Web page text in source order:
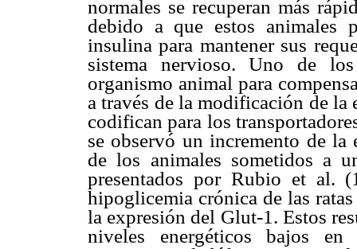
normales se recuperan más
debido a que estos animales
insulina para mantener sus
sistema nervioso. Uno de
organismo animal para
a través de la modificación de la
codifican para los
se observó un incremento de
de los animales sometidos a
presentados por Rubio et al.
hipoglicemia crónica de las
la expresión del Glut-1. Estos
niveles energéticos bajos